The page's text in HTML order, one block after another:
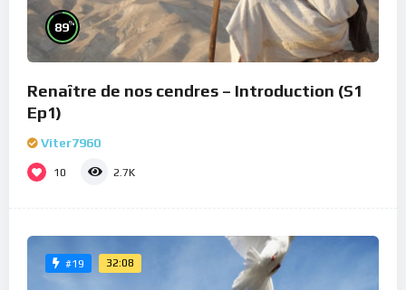
89%
Renaître de nos cendres – Introduction (S1
Ep1)
Viter7960
10 2.7K
#19 32:08